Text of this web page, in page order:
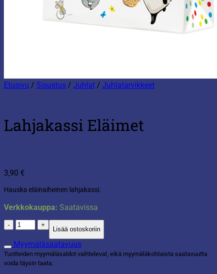
Etusivu / Sisustus / Juhlat / Juhlatarvikkeet
Lahjakassi Eläimet
3,90 €
Hauska eläinaiheinen lahjakassi.
Verkkokauppa: Saatavissa
Lahjakassi
Eläimet
määrä
Lisää ostoskoriin
Myymäläsaatavuus
Tuotteiden myymäläsaldot vaihtelevat, eikä myymäläkohtaista saatavuutta
voida täysin taata.